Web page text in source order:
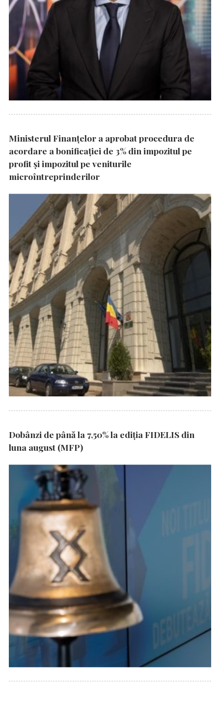
Ministerul Finanțelor a aprobat procedura de
acordare a bonificației de 3% din impozitul pe
profit și impozitul pe veniturile
microîntreprinderilor
Dobânzi de până la 7,50% la ediția FIDELIS din
luna august (MFP)